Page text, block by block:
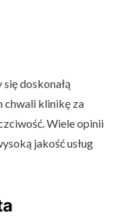
doskonałą
chwali klinikę za
Wiele opinii
jakość usług